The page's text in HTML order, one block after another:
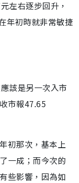
左右逐步回升，
年初時就非常敏捷
該是另一次入市
市報47.65
初那次，基本上
一成；而今次的
些影響，因為如